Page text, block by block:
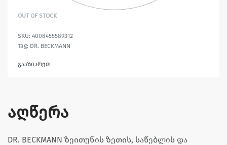
OUT OF STOCK
4008455589312
Tag: DR. BECKMANN
გააზიარეთ
აღწერა
DR. BECKMANN ზეითუნის ზეთის, საწებლის და